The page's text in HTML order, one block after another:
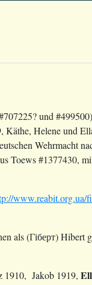
und
Käthe, Helene und
Wehrmacht
Toews #1377430,
www.reabit.org.ua/
als (Гіберт) Hibert
1910, Jakob 1919,